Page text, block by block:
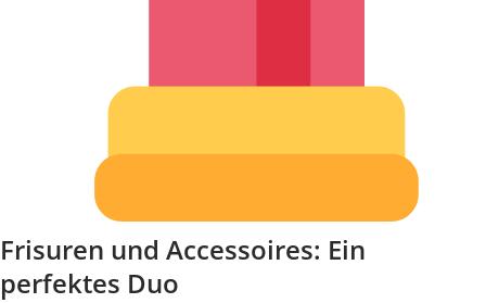
Frisuren und Accessoires: Ein
perfektes Duo